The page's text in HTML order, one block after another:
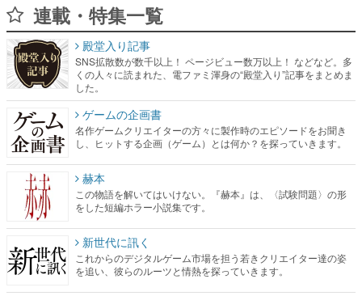
連載・特集一覧
殿堂入り記事
SNS拡散数が数千以上！ ページビュー数万以上！ などなど。多
くの人々に読まれた、電ファミ渾身の“殿堂入り”記事をまとめま
した。
ゲームの企画書
名作ゲームクリエイターの方々に製作時のエピソードをお聞き
し、ヒットする企画（ゲーム）とは何か？を探っていきます。
赫本
この物語を解いてはいけない。『赫本』は、〈試験問題〉の形
をした短編ホラー小説集です。
新世代に訊く
これからのデジタルゲーム市場を担う若きクリエイター達の姿
を追い、彼らのルーツと情熱を探っていきます。